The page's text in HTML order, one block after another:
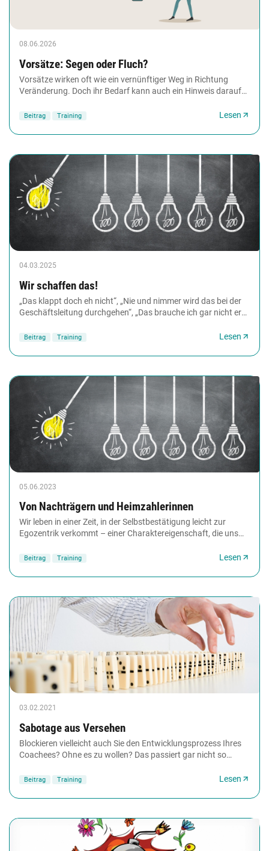
08.06.2026
Vorsätze: Segen oder Fluch?
Vorsätze wirken oft wie ein vernünftiger Weg in Richtung
Veränderung. Doch ihr Bedarf kann auch ein Hinweis darauf
Beitrag Training Lesen
04.03.2025
Wir schaffen das!
„Das klappt doch eh nicht“, „Nie und nimmer wird das bei der
Geschäftsleitung durchgehen“, „Das brauche ich gar nicht erst
Beitrag Training Lesen
05.06.2023
Von Nachträgern und Heimzahlerinnen
Wir leben in einer Zeit, in der Selbstbestätigung leicht zur
Egozentrik verkommt – einer Charaktereigenschaft, die uns
Beitrag Training Lesen
03.02.2021
Sabotage aus Versehen
Blockieren vielleicht auch Sie den Entwicklungsprozess Ihres
Coachees? Ohne es zu wollen? Das passiert gar nicht so
Beitrag Training Lesen